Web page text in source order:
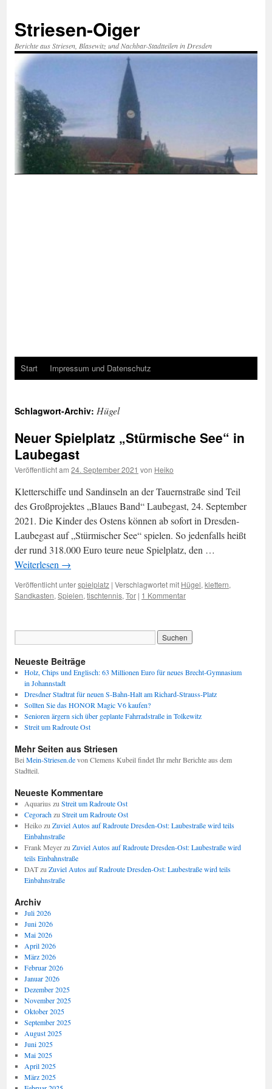
springen
Striesen-Oiger
Berichte aus Striesen, Blasewitz und Nachbar-Stadtteilen in Dresden
Start Impressum und Datenschutz
Schlagwort-Archiv: Hügel
Neuer Spielplatz „Stürmische See“ in
Laubegast
Veröffentlicht am 24. September 2021 von Heiko
Kletterschiffe und Sandinseln an der Tauernstraße sind Teil
des Großprojektes „Blaues Band“ Laubegast, 24. September
2021. Die Kinder des Ostens können ab sofort in Dresden-
Laubegast auf „Stürmischer See“ spielen. So jedenfalls heißt
der rund 318.000 Euro teure neue Spielplatz, den …
Weiterlesen →
Veröffentlicht unterspielplatz | Verschlagwortet mit Hügel, klettern,
Sandkasten, Spielen, tischtennis, Tor | 1 Kommentar
Neueste Beiträge
Holz, Chips und Englisch: 63 Millionen Euro für neues Brecht-Gymnasium
in Johannstadt
Dresdner Stadtrat für neuen S-Bahn-Halt am Richard-Strauss-Platz
Sollten Sie das HONOR Magic V6 kaufen?
Senioren ärgern sich über geplante Fahrradstraße in Tolkewitz
Streit um Radroute Ost
Mehr Seiten aus Striesen
Bei Mein-Striesen.devon Clemens Kubeil findet Ihr mehr Berichte aus dem
Stadtteil.
Neueste Kommentare
Aquarius zu Streit um Radroute Ost
Cegorachzu Streit um Radroute Ost
Heikozu Zuviel Autos auf Radroute Dresden-Ost: Laubestraße wird teils
Einbahnstraße
Frank Meyerzu Zuviel Autos auf Radroute Dresden-Ost: Laubestraße wird
teils Einbahnstraße
DATzu Zuviel Autos auf Radroute Dresden-Ost: Laubestraße wird teils
Einbahnstraße
Archiv
Juli 2026
Juni 2026
Mai 2026
April 2026
März 2026
Februar 2026
Januar 2026
Dezember 2025
November 2025
Oktober 2025
September 2025
August 2025
Juni 2025
Mai 2025
April 2025
März 2025